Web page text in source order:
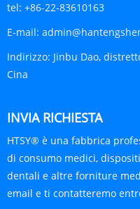
tel: +86-22-83610163
E-mail:
Indirizzo: Jinbu Dao,
Cina
INVIA RICHIESTA
HTSY® è una fabbrica
di consumo medici,
dentali e altre forniture
email e ti contatteremo